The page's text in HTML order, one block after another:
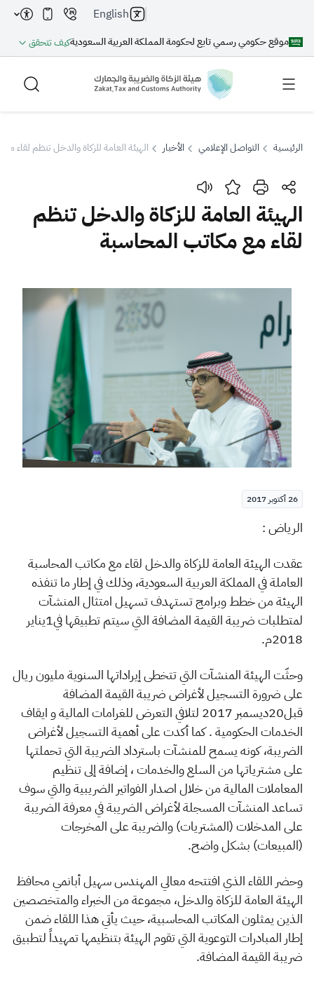
موقع حكومي رسمي تابع لحكومة المملكة العربية السعوديةكيف تتحقق
English
بحث
بحث بحث AI
اقتراحات
الزكاة
ضريبة القيمة المضافة
الإقرار الضريبي
التصرفات العقارية
الرئيسية التواصل الإعلامي الأخبار الهيئة العامة للزكاة والدخل تنظم لقاء
الهيئة العامة للزكاة والدخل تنظم
لقاء مع مكاتب المحاسبة
26 أكتوبر 2017
​​الرياض :
عقدت الهيئة العامة للزكاة والدخل لقاء مع مكاتب المحاسبة
العاملة في المملكة العربية السعودية، وذلك في إطار ما تنفذه
الهيئة من خطط وبرامج تستهدف تسهيل امتثال المنشآت
لمتطلبات ضريبة القيمة المضافة التي سيتم تطبيقها في1يناير
2018م.
وحثّت الهيئة المنشآت التي تتخطى إيراداتها السنوية مليون ريال
على ضرورة التسجيل لأغراض ضريبة القيمة المضافة
قبل20ديسمبر 2017 لتلافي التعرض للغرامات المالية و ايقاف
الخدمات الحكومية . كما أكدت على أهمية التسجيل لأغراض
الضريبة، كونه يسمح للمنشآت باسترداد الضريبة التي تحملتها
على مشترياتها من السلع والخدمات ، إضافة إلى تنظيم
المعاملات المالية من خلال اصدار الفواتير الضريبية والتي سوف
تساعد المنشآت المسجلة لأغراض الضريبة في معرفة الضريبة
على المدخلات (المشتريات) والضريبة على المخرجات
(المبيعات) بشكل واضح.
وحضر اللقاء الذي افتتحه معالي المهندس سهيل أبانمي محافظ
الهيئة العامة للزكاة والدخل، مجموعة من الخبراء والمتخصصين
الذين يمثلون المكاتب المحاسبية، حيث يأتي هذا اللقاء ضمن
إطار المبادرات التوعوية التي تقوم الهيئة بتنظيمها تمهيداً لتطبيق
ضريبة القيمة المضافة.